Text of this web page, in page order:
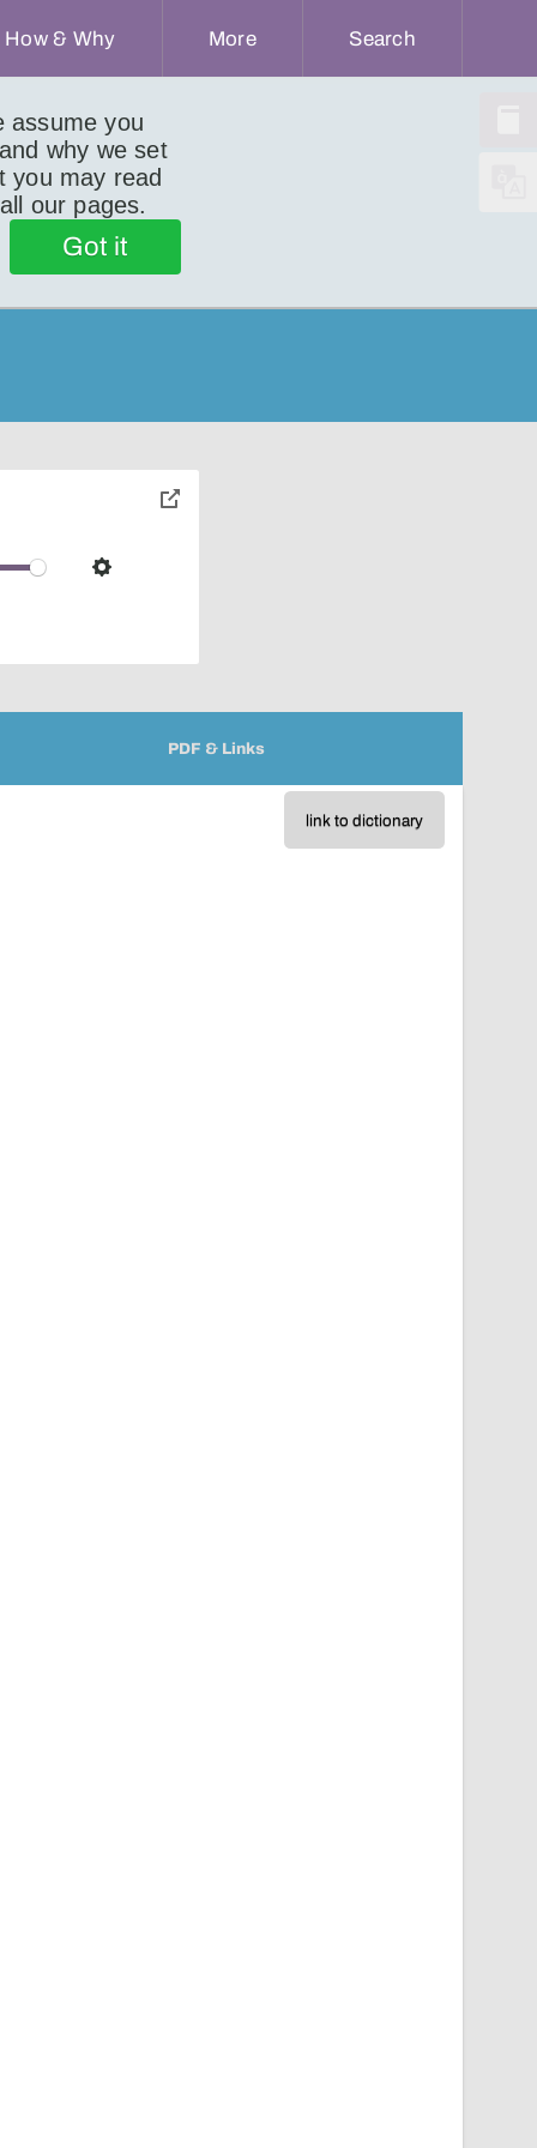
assume you
why we set
you may read
our pages.
Got it
How & Why More Search
Settings
toggle
PDF & Links
link to dictionary